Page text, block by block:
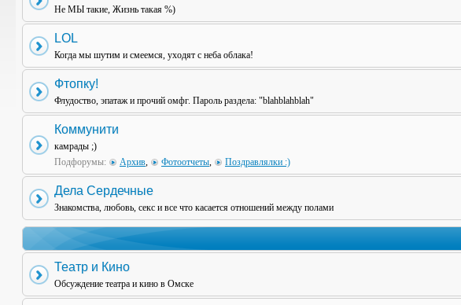
Не МЫ такие, Жизнь такая %)
LOL
Когда мы шутим и смеемся, уходят с неба облака!
Фтопку!
Флудоство, эпатаж и прочий омфг. Пароль раздела: "blahblahblah"
Коммунити
камрады ;)
Подфорумы:
Архив, Фотоотчеты, Поздравлялки :)
Дела Сердечные
Знакомства, любовь, секс и все что касается отношений между полами
Театр и Кино
Обсуждение театра и кино в Омске